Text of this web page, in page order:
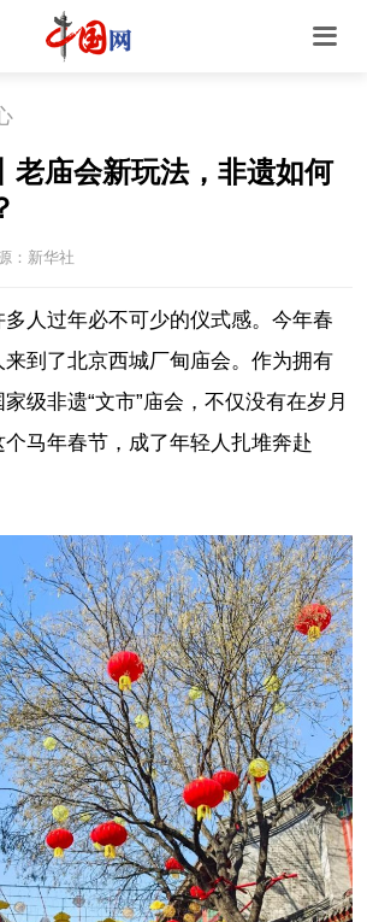
老庙会新玩法，非遗如何
：新华社
人过年必不可少的仪式感。今年春
到了北京西城厂甸庙会。作为拥有
级非遗“文市”庙会，不仅没有在岁月
马年春节，成了年轻人扎堆奔赴